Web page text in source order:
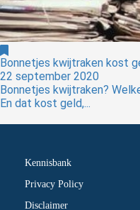
Bonnetjes kwijtraken kost
22 september 2020
Bonnetjes kwijtraken?
En dat kost geld,...
Kennisbank
Privacy Policy
Disclaimer